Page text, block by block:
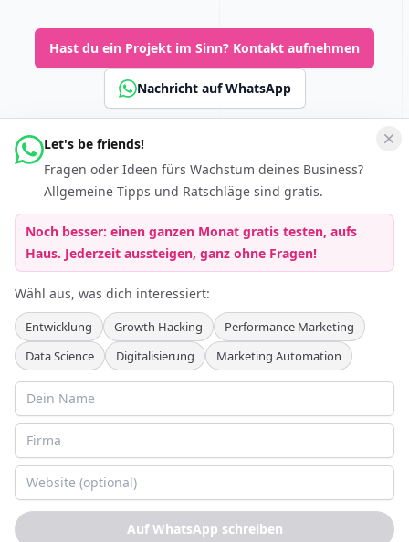
Hast du ein Projekt im Sinn? Kontakt aufnehmen
Nachricht auf WhatsApp
Folge Keferboeck Ltd auf LinkedIn um auf dem Laufenden zu
bleiben überGrowth Hacking
Partnerprogramme:Agentur Partnerprogramm
AGBDatenschutzerklärungCookie-RichtlinieImpressum
©2026Keferboeck Ltd.
Let's be friends!
Fragen oder Ideen fürs Wachstum deines Business?
Allgemeine Tipps und Ratschläge sind gratis.
Noch besser: einen ganzen Monat gratis testen, aufs
Haus. Jederzeit aussteigen, ganz ohne Fragen!
Wähl aus, was dich interessiert:
Entwicklung Growth Hacking
Performance Marketing
Data Science
Digitalisierung Marketing Automation
Auf WhatsApp schreiben